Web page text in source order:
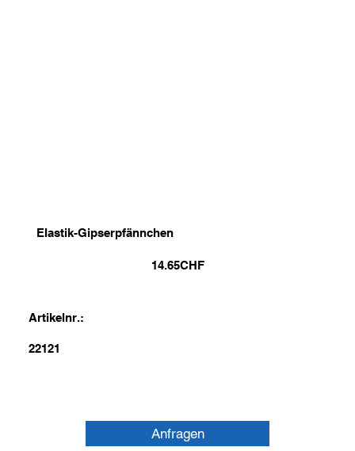
Elastik-Gipserpfännchen
14.65CHF
Artikelnr.:
22121
Anfragen